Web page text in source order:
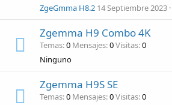
ZgeGmma H8.2 14 Septiembre 2023
Zgemma H9 Combo 4K
Temas 0 Mensajes 0Visitas 0
Ninguno
Zgemma H9S SE
Temas 0 Mensajes 0Visitas 0